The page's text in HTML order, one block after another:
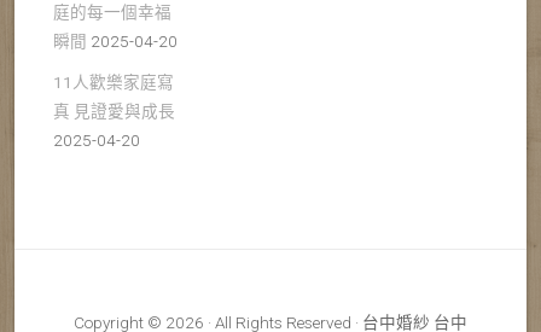
庭的每一個幸福
瞬間 2025-04-20
11人歡樂家庭寫
真 見證愛與成長
2025-04-20
Copyright © 2026 · All Rights Reserved · 台中婚紗 台中